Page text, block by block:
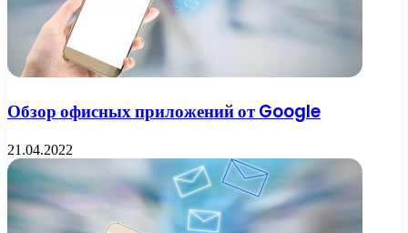
Обзор офисных приложений от Google
21.04.2022